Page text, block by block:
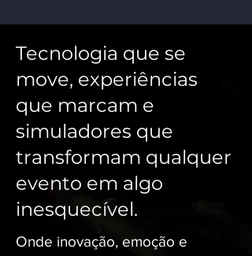
Tecnologia que se
move, experiências
que marcam e
simuladores que
transformam qualquer
evento em algo
inesquecível.
Onde inovação, emoção e